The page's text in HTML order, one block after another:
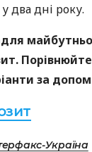
два дні року.
за
Україна